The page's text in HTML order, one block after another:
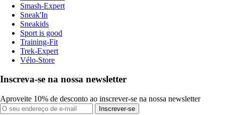
Smash-Expert
Sneak'In
Sneakids
Sport is good
Training-Fit
Trek-Expert
Vélo-Store
Inscreva-se na nossa newsletter
Aproveite 10% de desconto ao inscrever-se na nossa newsletter
Inscrever-se